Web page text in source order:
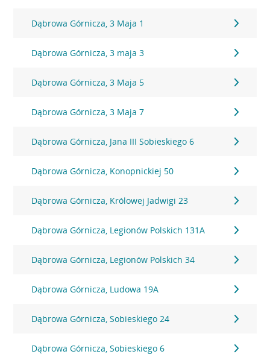
Dąbrowa Górnicza, 3 Maja 1
Dąbrowa Górnicza, 3 maja 3
Dąbrowa Górnicza, 3 Maja 5
Dąbrowa Górnicza, 3 Maja 7
Dąbrowa Górnicza, Jana III Sobieskiego 6
Dąbrowa Górnicza, Konopnickiej 50
Dąbrowa Górnicza, Królowej Jadwigi 23
Dąbrowa Górnicza, Legionów Polskich 131A
Dąbrowa Górnicza, Legionów Polskich 34
Dąbrowa Górnicza, Ludowa 19A
Dąbrowa Górnicza, Sobieskiego 24
Dąbrowa Górnicza, Sobieskiego 6